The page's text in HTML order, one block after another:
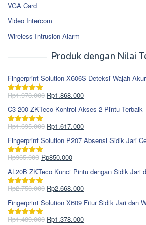
VGA Card
Video Intercom
Wireless Intrusion Alarm
Produk dengan Nilai
Fingerprint Solution X606S Deteksi Wajah
Dinilai5.00
Rp1.978.000 Harga
aslinya
adalah:
Rp1.978.000.
Rp1.868.000Harga
saat
ini
adalah:
C3 200 ZKTeco Kontrol Akses 2 Pintu Terbaik
Dinilai5.00
Rp1.695.000 Harga
aslinya
adalah:
Rp1.695.000.
Rp1.617.000Harga
saat
ini
Fingerprint Solution P207 Absensi Sidik Jari
Dinilai5.00
Rp965.000 Harga
aslinya
adalah:
Rp965.000.
Rp850.000Harga
saat
ini
adalah:
AL20B ZKTeco Kunci Pintu dengan Sidik Jari
Dinilai5.00
Rp2.750.000 Harga
aslinya
adalah:
Rp2.750.000.
Rp2.668.000Harga
saat
ini
adalah:
Fingerprint Solution X609 Fitur Sidik Jari dan
Dinilai5.00
Rp1.489.000 Harga
Rp1.378.000Harga